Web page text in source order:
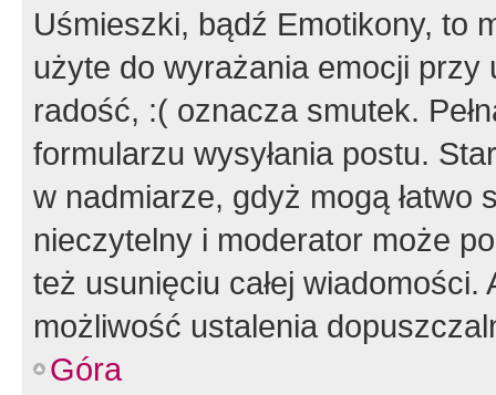
Uśmieszki, bądź Emotikony, to
użyte do wyrażania emocji
radość, :( oznacza smutek.
formularzu wysyłania postu.
w nadmiarze, gdyż mogą
nieczytelny i moderator może
też usunięciu całej
możliwość ustalenia
Góra